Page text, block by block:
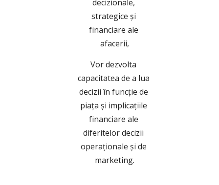
decizionale,
strategice și
financiare ale
afacerii,
Vor dezvolta
capacitatea de a lua
decizii în funcție de
piața și implicațiile
financiare ale
diferitelor decizii
operaționale și de
marketing.